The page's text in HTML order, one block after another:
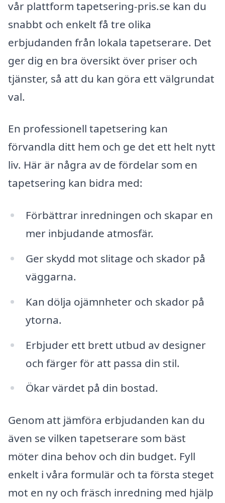
vår plattform tapetsering-pris.se kan du
snabbt och enkelt få tre olika
erbjudanden från lokala tapetserare. Det
ger dig en bra översikt över priser och
tjänster, så att du kan göra ett välgrundat
val.
En professionell tapetsering kan
förvandla ditt hem och ge det ett helt nytt
liv. Här är några av de fördelar som en
tapetsering kan bidra med:
Förbättrar inredningen och skapar en
mer inbjudande atmosfär.
Ger skydd mot slitage och skador på
väggarna.
Kan dölja ojämnheter och skador på
ytorna.
Erbjuder ett brett utbud av designer
och färger för att passa din stil.
Ökar värdet på din bostad.
Genom att jämföra erbjudanden kan du
även se vilken tapetserare som bäst
möter dina behov och din budget. Fyll
enkelt i våra formulär och ta första steget
mot en ny och fräsch inredning med hjälp